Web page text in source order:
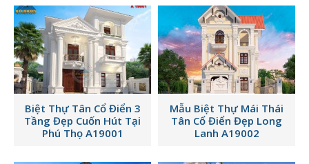
Biệt Thự Tân Cổ Điển 3
Tầng Đẹp Cuốn Hút Tại
Phú Thọ A19001
Mẫu Biệt Thự Mái Thái
Tân Cổ Điển Đẹp Long
Lanh A19002